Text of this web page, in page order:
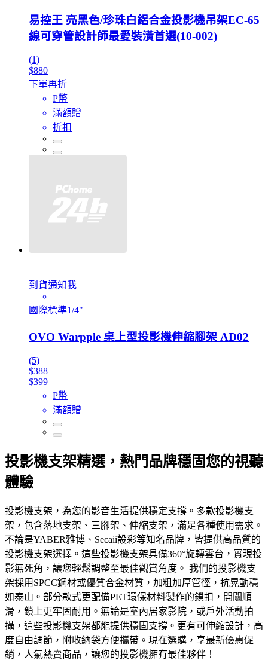
易控王 亮黑色/珍珠白鋁合金投影機吊架EC-65
線可穿管設計師最愛裝潢首選(10-002)
(1)
$880
下單再折
P幣
滿額贈
折扣
到貨通知我
國際標準1/4"
OVO Warpple 桌上型投影機伸縮腳架 AD02
(5)
$388
$399
P幣
滿額贈
投影機支架精選，熱門品牌穩固您的視聽
體驗
投影機支架，為您的影音生活提供穩定支撐。多款投影機支
架，包含落地支架、三腳架、伸縮支架，滿足各種使用需求。
不論是YABER雅博、Secaii設彩等知名品牌，皆提供高品質的
投影機支架選擇。這些投影機支架具備360°旋轉雲台，實現投
影無死角，讓您輕鬆調整至最佳觀賞角度。 我們的投影機支
架採用SPCC鋼材或優質合金材質，加粗加厚管徑，抗晃動穩
如泰山。部分款式更配備PET環保材料製作的鎖扣，開關順
滑，鎖上更牢固耐用。無論是室內居家影院，或戶外活動拍
攝，這些投影機支架都能提供穩固支撐。更有可伸縮設計，高
度自由調節，附收納袋方便攜帶。現在選購，享最新優惠促
銷，人氣熱賣商品，讓您的投影機擁有最佳夥伴！